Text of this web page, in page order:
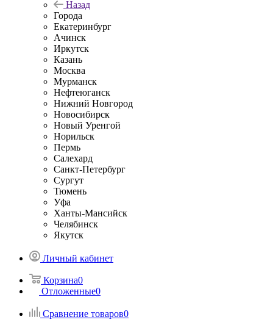
Назад
Города
Екатеринбург
Ачинск
Иркутск
Казань
Москва
Мурманск
Нефтеюганск
Нижний Новгород
Новосибирск
Новый Уренгой
Норильск
Пермь
Салехард
Санкт-Петербург
Сургут
Тюмень
Уфа
Ханты-Мансийск
Челябинск
Якутск
Личный кабинет
Корзина0
Отложенные0
Сравнение товаров0